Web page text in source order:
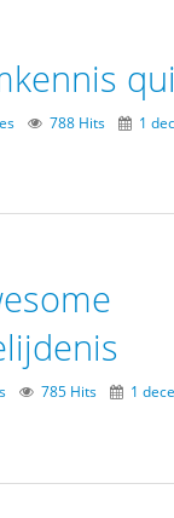
788 Hits 1
785 Hits 1